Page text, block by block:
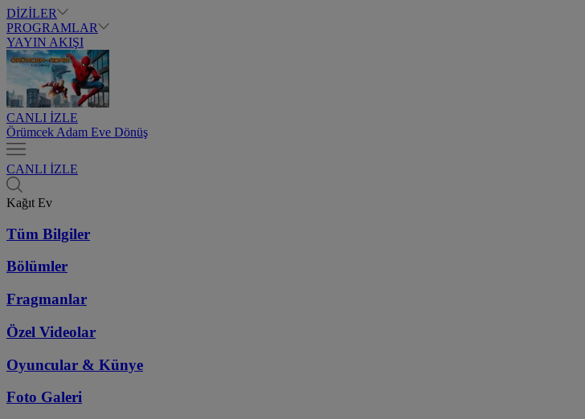
DİZİLER
PROGRAMLAR
YAYIN AKIŞI
CANLI İZLE
Örümcek Adam Eve Dönüş
CANLI İZLE
Kağıt Ev
Tüm Bilgiler
Bölümler
Fragmanlar
Özel Videolar
Oyuncular & Künye
Foto Galeri